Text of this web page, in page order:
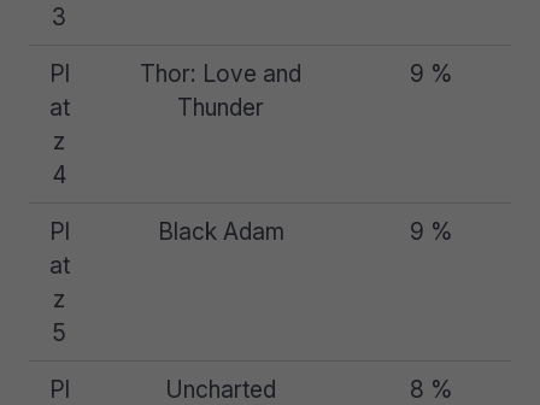
3
Pl
at
z
4
Thor: Love and
Thunder
9 %
Pl
at
z
5
Black Adam 9 %
Pl
Uncharted 8 %